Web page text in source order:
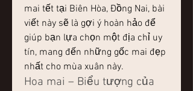
mai tết tại Biên Hòa, Đồng Nai, bài
viết này sẽ là gợi ý hoàn hảo để
giúp bạn lựa chọn một địa chỉ uy
tín, mang đến những gốc mai đẹp
nhất cho mùa xuân này.
Hoa mai – Biểu tượng của